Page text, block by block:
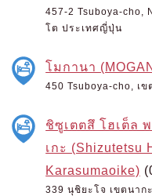
457-2 Tsuboya-cho,
โต ประเทศญี่ปุ่น
โมกานา
450 Tsuboya-cho, เข
ชิซูเตตสึ โฮเต็ล
เกะ (Shizutetsu
Karasumaoike)
339 นุชิยะโจ เขตนาก